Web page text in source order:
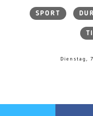
SPORT
Dienstag,